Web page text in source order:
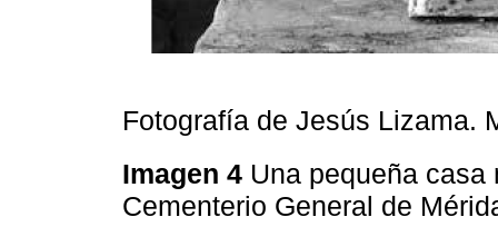
Fotografía de Jesús Lizama.
Imagen 4 Una pequeña casa
Cementerio General de